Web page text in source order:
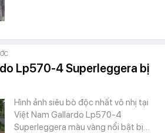
Lp570-4 Superleggera bị
Hình ảnh siêu bò độc nhất vô nhị tại
Việt Nam Gallardo Lp570-4
Superleggera màu vàng nổi bật bị…